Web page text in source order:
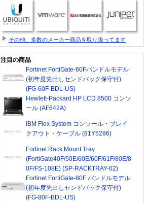
その他、多数のメーカー商品を取り扱ってます
注目の商品
Fortinet FortiGate-60Fバンドルモデル
(初年度先出しセンドバック保守付)
(FG-60F-BDL-US)
Hewlett-Packard HP LCD 8500 コンソ
ール (AF642A)
IBM Flex System コンソール・ブレイ
クアウト・ケーブル (81Y5286)
Fortinet Rack Mount Tray
(FortiGate40F/50E/60E/60F/61F/80E/8
0F/FS-108E) (SP-RACKTRAY-02)
Fortinet FortiGate-80F バンドルモデル
(初年度先出しセンドバック保守付)
(FG-80F-BDL-US)